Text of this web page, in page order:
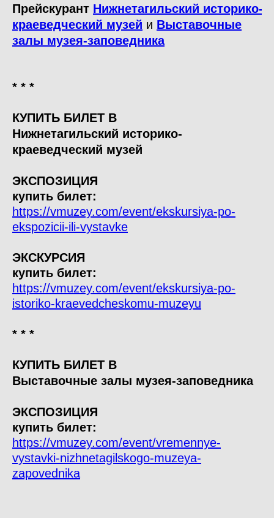
Прейскурант Нижнетагильский историко-
краеведческий музей и Выставочные
залы музея-заповедника
* * *
КУПИТЬ БИЛЕТ В
Нижнетагильский историко-
краеведческий музей
ЭКСПОЗИЦИЯ
купить билет:
https://vmuzey.com/event/ekskursiya-po-
ekspozicii-ili-vystavke
ЭКСКУРСИЯ
купить билет:
https://vmuzey.com/event/ekskursiya-po-
istoriko-kraevedcheskomu-muzeyu
* * *
КУПИТЬ БИЛЕТ В
Выставочные залы музея-заповедника
ЭКСПОЗИЦИЯ
купить билет:
https://vmuzey.com/event/vremennye-
vystavki-nizhnetagilskogo-muzeya-
zapovednika